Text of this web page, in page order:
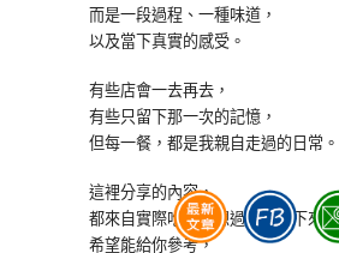
而是一段過程、一種味道，
以及當下真實的感受。
有些店會一去再去，
有些只留下那一次的記憶，
但每一餐，都是我親自走過的日常。
這裡分享的內容，
都來自實際吃過、想過、再寫下來的
希望能給你參考，